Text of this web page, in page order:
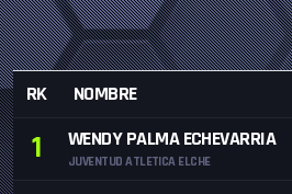
RK NOMBRE
1 WENDY PALMA ECHEVARRIA
JUVENTUD ATLETICA ELCHE